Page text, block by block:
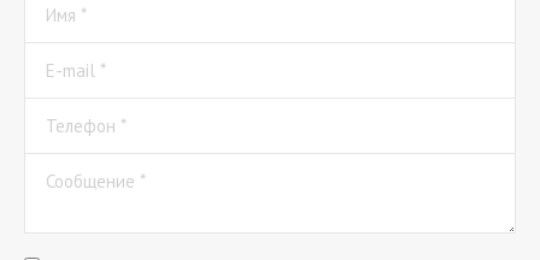
Имя *
E-mail *
Телефон *
Сообщение *